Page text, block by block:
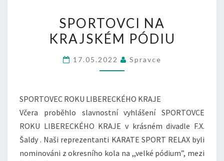
NA
KRAJSKÉM
SPORTOVCI NA
KRAJSKÉM PÓDIU
17.05.2022 Spravce
SPORTOVEC ROKU LIBERECKÉHO KRAJE
Včera proběhlo slavnostní vyhlášení SPORTOVCE
ROKU LIBERECKÉHO KRAJE v krásném divadle F.X.
Šaldy . Naši reprezentanti KARATE SPORT RELAX byli
nominováni z okresního kola na ,,velké pódium”, mezi